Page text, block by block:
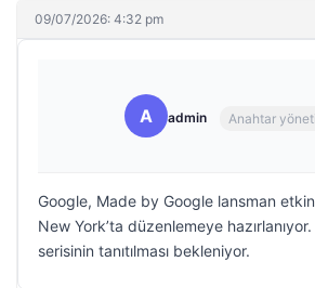
09/07/2026: 4:32 pm
A admin Anahtar
Google, Made by Google lansman
New York’ta düzenlemeye
serisinin tanıtılması bekleniyor.